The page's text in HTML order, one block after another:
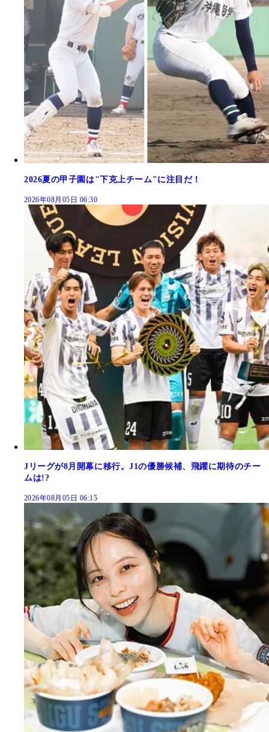
2026夏の甲子園は"下克上チーム"に注目だ！
2026年08月05日 06:30
Jリーグが8月開幕に移行。J1の優勝候補、飛躍に期待のチー
ムは!?
2026年08月05日 06:15